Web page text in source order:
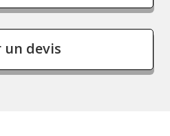
un devis